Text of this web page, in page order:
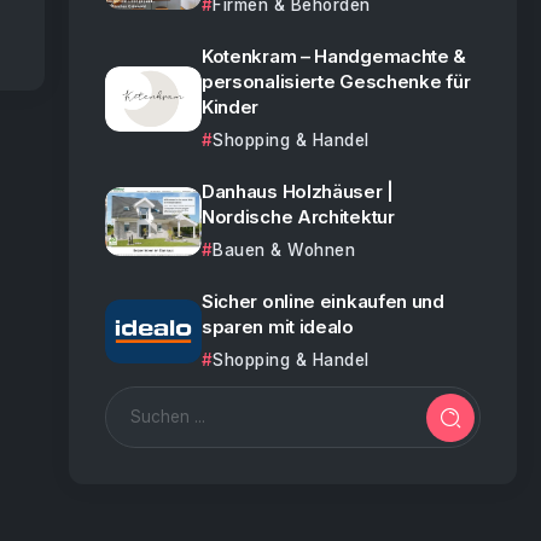
Firmen & Behörden
Kotenkram – Handgemachte &
personalisierte Geschenke für
Kinder
Shopping & Handel
Danhaus Holzhäuser |
Nordische Architektur
Bauen & Wohnen
Sicher online einkaufen und
sparen mit idealo
Shopping & Handel